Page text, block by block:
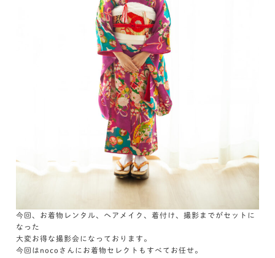
今回、お着物レンタル、ヘアメイク、着付け、撮影までがセットに
なった
大変お得な撮影会になっております。
今回はnocoさんにお着物セレクトもすべてお任せ。